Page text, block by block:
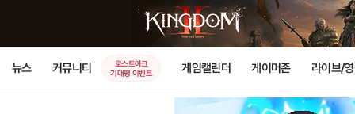
뉴스 커뮤니티
로스트아크
기대평 이벤트
게임캘린더 게이머존 라이브/